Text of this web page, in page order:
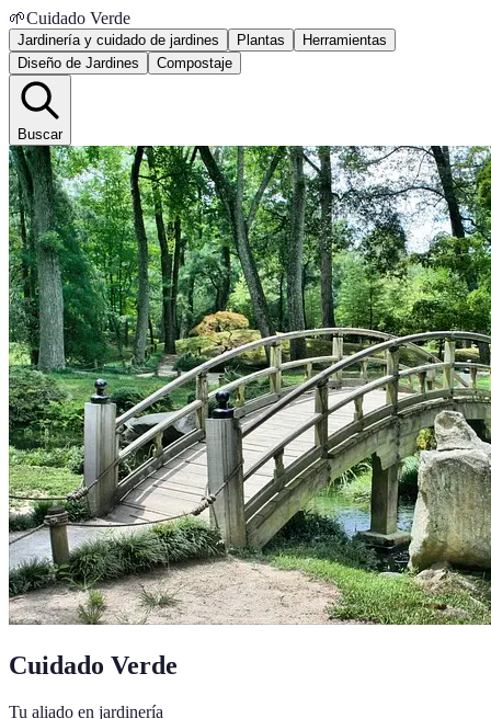
🌱Cuidado Verde
Jardinería y cuidado de jardines Plantas
Herramientas
Diseño de Jardines
Compostaje
Buscar
Cuidado Verde
Tu aliado en jardinería